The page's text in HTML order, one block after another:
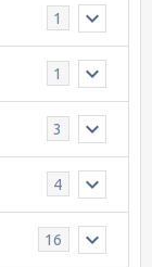
1
1
3
4
16